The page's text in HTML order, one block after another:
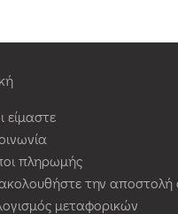
είμαστε
πληρωμής
την αποστολή
μεταφορικών